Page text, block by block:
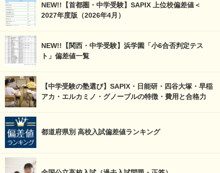
NEW!!【首都圏・中学受験】SAPIX 上位校偏差値＜
2027年度版（2026年4月）
NEW!!【関西・中学受験】浜学園「小6合否判定テス
ト」偏差値一覧
【中学受験の塾選び】SAPIX・日能研・四谷大塚・早稲
アカ・エルカミノ・グノーブルの特徴・費用と合格力
都道府県別 高校入試偏差値ランキング